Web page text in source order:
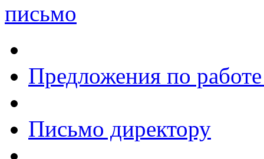
письмо
Предложения по работе
Письмо директору